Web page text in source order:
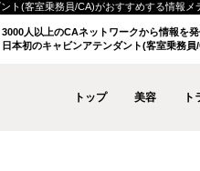
ト(客室乗務員/CA)がおすすめする情報メ
3000人以上のCAネットワークから情報を発
日本初のキャビンアテンダント(客室乗務
トップ 美容 ト